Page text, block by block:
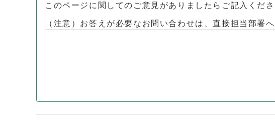
このページに関してのご意見がありましたらご記入くださ
（注意）お答えが必要なお問い合わせは、直接担当部署